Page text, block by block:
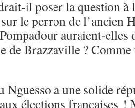
il poser la question à
le perron de l’ancien
auraient-elles
de Brazzaville ?
Nguesso a une solide
élections françaises !